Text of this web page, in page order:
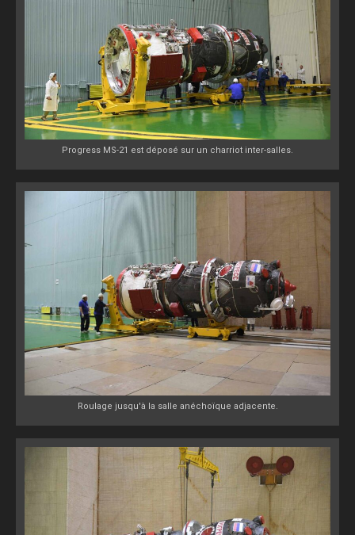
Progress MS-21 est déposé sur un charriot inter-salles.
Roulage jusqu'à la salle anéchoïque adjacente.